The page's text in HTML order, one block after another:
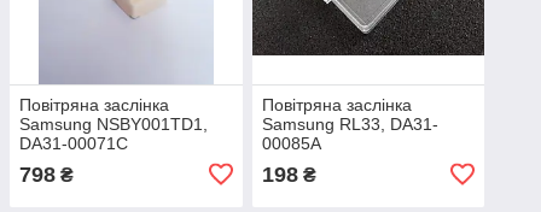
Повітряна заслінка
Samsung NSBY001TD1,
DA31-00071C
798 ₴
Повітряна заслінка
Samsung RL33, DA31-
00085A
198₴